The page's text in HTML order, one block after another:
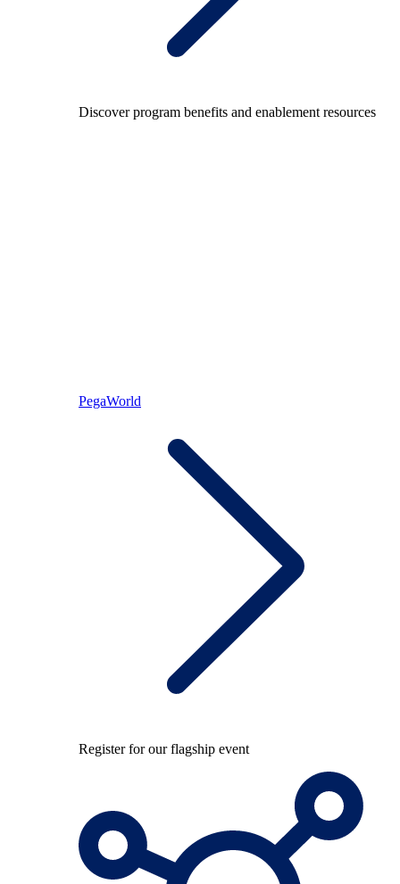
Discover program benefits and enablement resources
PegaWorld
Register for our flagship event